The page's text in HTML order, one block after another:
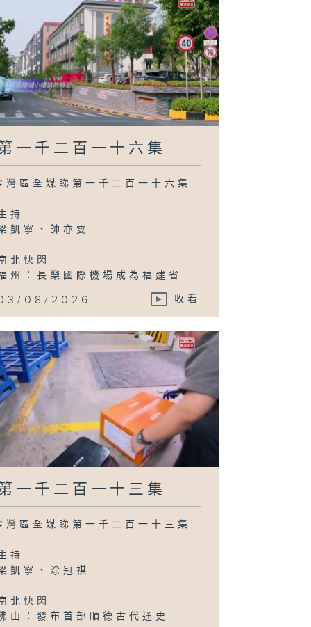
一千二百一十六集
灣區全媒睇第一千二百一十六集
持
凱寧、帥亦雯
北快閃
州：長樂國際機場成為福建省...
08/2026 收看
一千二百一十三集
灣區全媒睇第一千二百一十三集
持
凱寧、涂冠祺
北快閃
山：發布首部順德古代通史